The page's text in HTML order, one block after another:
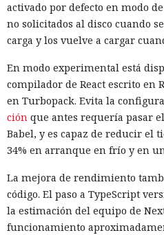
activado por defecto en modo
no solicitados al disco cuando
carga y los vuelve a cargar
En modo experimental está
compilador de React escrito en
en Turbopack. Evita la
ción que antes requería pasar
Babel, y es capaz de reducir el
34% en arranque en frío y en
La mejora de rendimiento
código. El paso a TypeScript
la estimación del equipo de
funcionamiento